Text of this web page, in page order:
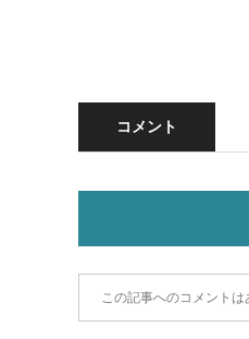
コメント
この記事へのコメントは